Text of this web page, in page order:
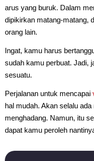
arus yang buruk. Dalam
dipikirkan matang-matang,
orang lain.
Ingat, kamu harus
sudah kamu perbuat. Jadi,
sesuatu.
Perjalanan untuk mencapai
hal mudah. Akan selalu
menghadang. Namun, itu
dapat kamu peroleh